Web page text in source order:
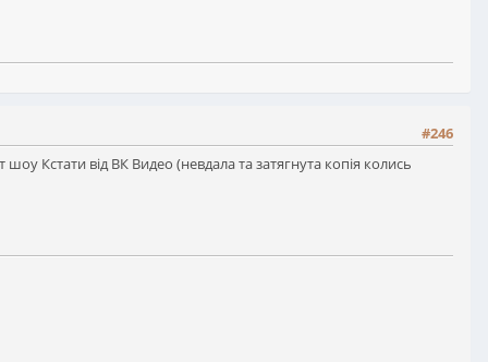
#246
Кстати від ВК Видео (невдала та затягнута копія колись